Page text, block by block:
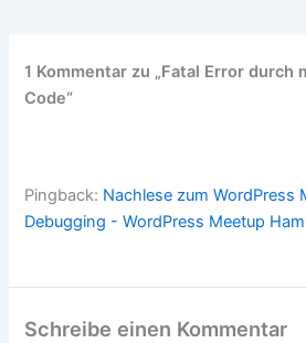
1 Kommentar zu „Fatal Error durch
Code“
Pingback: Nachlese zum WordPress
Debugging - WordPress Meetup
Schreibe einen Kommentar